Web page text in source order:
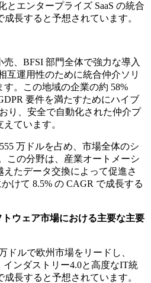
とエンタープライズ SaaS の統合
成長すると予想されています。
、BFSI 部門全体で強力な導入
互運用性のために統合仲介ソリ
す。この地域の企業の約 58%
要件を満たすためにハイブ
り、安全で自動化された仲介プ
ています。
万ドルを占め、市場全体のシ
この分野は、産業オートメーシ
えたデータ交換によって促進さ
けて 8.5% の CAGR で成長する
ウェア市場における主要な主要
ドルで欧州市場をリードし、
インダストリー4.0と高度なIT統
長すると予想されています。